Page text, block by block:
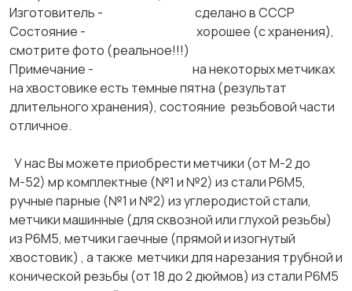
Изготовитель - сделано в СССР
Состояние - хорошее (с хранения),
смотрите фото (реальное!!!)
Примечание - на некоторых метчиках
на хвостовике есть темные пятна (результат
длительного хранения), состояние резьбовой части
отличное.
У нас Вы можете приобрести метчики (от М-2 до
М-52) мр комплектные (№1 и №2) из стали Р6М5,
ручные парные (№1 и №2) из углеродистой стали,
метчики машинные (для сквозной или глухой резьбы)
из Р6М5, метчики гаечные (прямой и изогнутый
хвостовик) , а также метчики для нарезания трубной и
конической резьбы (от 18 до 2 дюймов) из стали Р6М5